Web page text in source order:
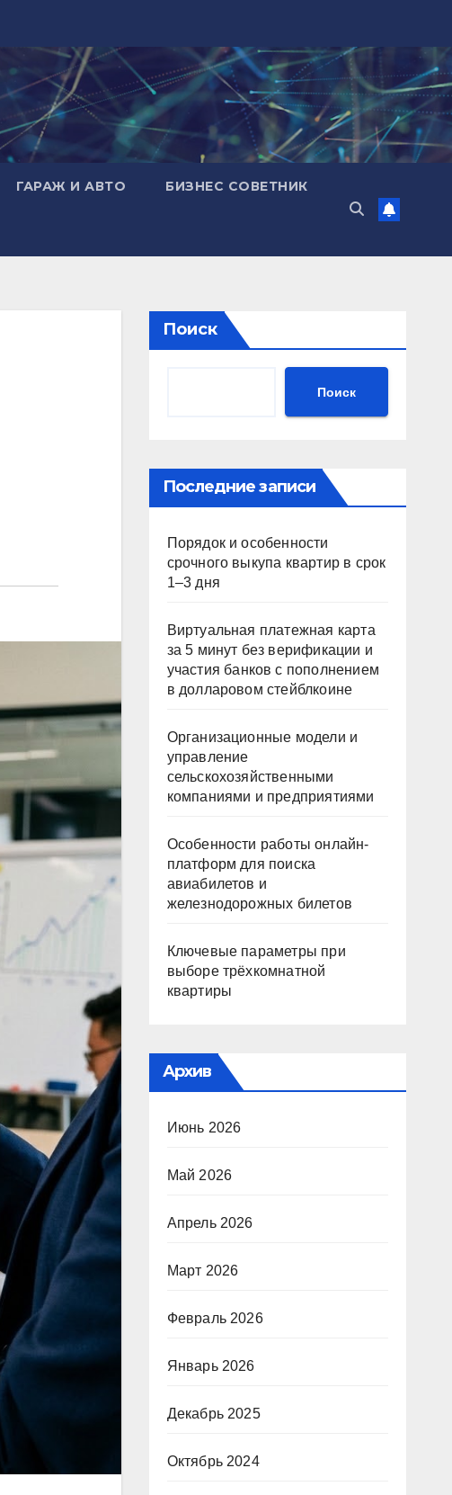
ГАРАЖ И АВТО БИЗНЕС СОВЕТНИК
Поиск
Поиск
Последние записи
Порядок и особенности
срочного выкупа квартир в срок
1–3 дня
Виртуальная платежная карта
за 5 минут без верификации и
участия банков с пополнением
в долларовом стейблкоине
Организационные модели и
управление
сельскохозяйственными
компаниями и предприятиями
Особенности работы онлайн-
платформ для поиска
авиабилетов и
железнодорожных билетов
Ключевые параметры при
выборе трёхкомнатной
квартиры
Архив
Июнь 2026
Май 2026
Апрель 2026
Март 2026
Февраль 2026
Январь 2026
Декабрь 2025
Октябрь 2024